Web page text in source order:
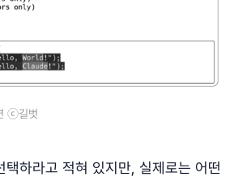
ⓒ길벗
하라고 적혀 있지만, 실제로는 어떤